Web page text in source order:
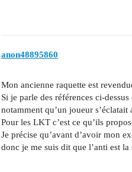
anon48895860
Mon ancienne raquette est
Si je parle des références ci-
notamment qu’un joueur s’éclatait
Pour les LKT c’est ce qu’ils
Je précise qu’avant d’avoir mon
donc je me suis dit que l’anti est